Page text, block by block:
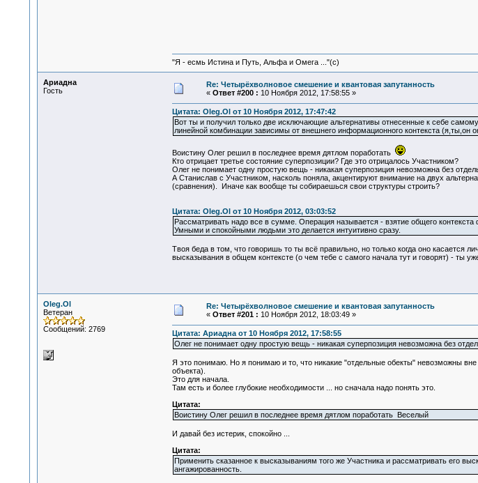
"Я - есмь Истина и Путь, Альфа и Омега ..."(с)
Ариадна
Гость
Re: Четырёхволновое смешение и квантовая запутанность
« Ответ #200 : 10 Ноября 2012, 17:58:55 »
Цитата: Oleg.Ol от 10 Ноября 2012, 17:47:42
Вот ты и получил только две исключающие альтернативы отнесенные к себе
линейной комбинации зависимы от внешнего информационного контекста (я,ты,он
Воистину Олег решил в последнее время дятлом поработать
Кто отрицает третье состояние суперпозиции? Где это отрицалось Участником?
Олег не понимает одну простую вещь - никакая суперпозиция невозможна без
А Станислав с Участником, насколь поняла, акцентируют внимание на двух
(сравнения). Иначе как вообще ты собираешься свои структуры строить?
Цитата: Oleg.Ol от 10 Ноября 2012, 03:03:52
Рассматривать надо все в сумме. Операция называется - взятие общего контекста
Умными и спокойными людьми это делается интуитивно сразу.
Твоя беда в том, что говоришь то ты всё правильно, но только когда оно касается
высказывания в общем контексте (о чем тебе с самого начала тут и говорят) - ты
Oleg.Ol
Ветеран
Сообщений: 2769
Re: Четырёхволновое смешение и квантовая запутанность
« Ответ #201 : 10 Ноября 2012, 18:03:49 »
Цитата: Ариадна от 10 Ноября 2012, 17:58:55
Олег не понимает одну простую вещь - никакая суперпозиция невозможна без
Я это понимаю. Но я понимаю и то, что никакие "отдельные обекты" невозможны
объекта).
Это для начала.
Там есть и более глубокие необходимости ... но сначала надо понять это.
Цитата:
Воистину Олег решил в последнее время дятлом поработать Веселый
И давай без истерик, спокойно ...
Цитата:
Применить сказанное к высказываниям того же Участника и рассматривать его
ангажированность.